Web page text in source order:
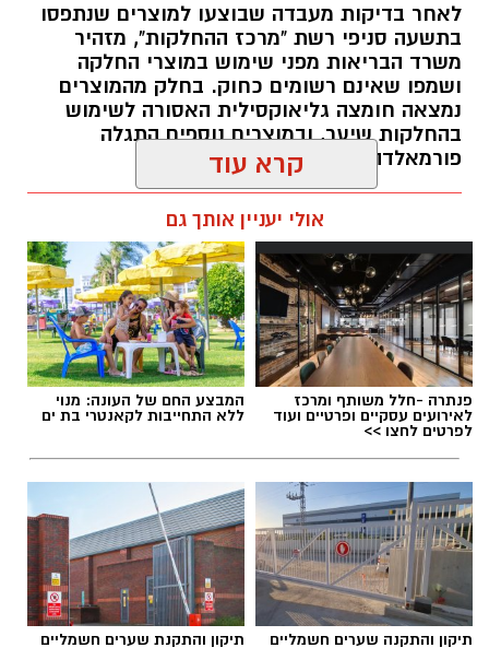
לאחר בדיקות מעבדה שבוצעו למוצרים שנתפסו
בתשעה סניפי רשת "מרכז ההחלקות", מזהיר
משרד הבריאות מפני שימוש במוצרי החלקה
ושמפו שאינם רשומים כחוק. בחלק מהמוצרים
נמצאה חומצה גליאוקסילית האסורה לשימוש
בהחלקות שיער, ובמוצרים נוספים התגלה
פורמאלדהיד - חומר המוגדר כמסרטן
תגים:משרד הבריאות, חומרים מסוכנים, מרכז
ההחלקות
קרא עוד
אולי יעניין אותך גם
פנתרה -חלל משותף ומרכז
לאירועים עסקיים ופרטיים ועוד
לפרטים לחצו >>
המבצע החם של העונה: מנוי
ללא התחייבות לקאנטרי בת ים
תיקון והתקנה שערים חשמליים תיקון והתקנת שערים חשמליים